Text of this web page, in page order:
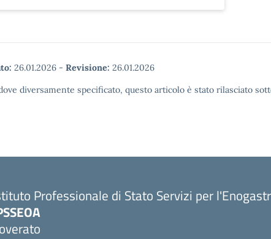
26.01.2026 - Revisione: 26.01.2026
diversamente specificato, questo articolo è stato rilasciato
Professionale di Stato Servizi per